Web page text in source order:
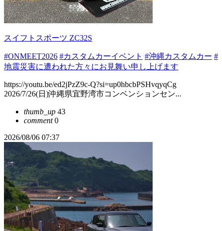
スイフトスポーツ ZC32S
#ONMEET2026 #カスタムカーイベント #沖縄カスタムカー #
地震災害に遭われた方々にお見舞い申し上げます
https://youtu.be/ed2jPzZ9c-Q?si=up0hbcbPSHvqyqCg
2026/7/26(日)沖縄県宜野湾市コンベンションセン...
thumb_up 43
comment0
2026/08/06 07:37